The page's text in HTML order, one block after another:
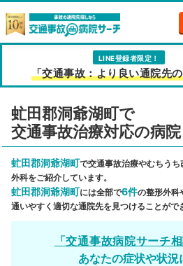
LINE登録者限定！
「交通事故：より良い通院先の
虻田郡洞爺湖町で
交通事故治療対応の病
虻田郡洞爺湖町で交通事故治療やむちう
外科をご紹介しています。
虻田郡洞爺湖町には全部で6件の整形外科
通いやすく適切な通院先を見つけることがで
「交通事故病院サーチ
あなたの症状や状況